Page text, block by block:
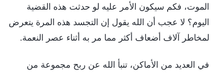
الموت، فكم سيكون الأمر عليه لو حدثت هذه القضية
اليوم؟ لا عجب أن الله يقول إن التجسد هذه المرة يتعرض
لمخاطر آلاف أضعاف أكثر مما مر به أثناء عصر النعمة.
في العديد من الأماكن، تنبأ الله عن ربح مجموعة من